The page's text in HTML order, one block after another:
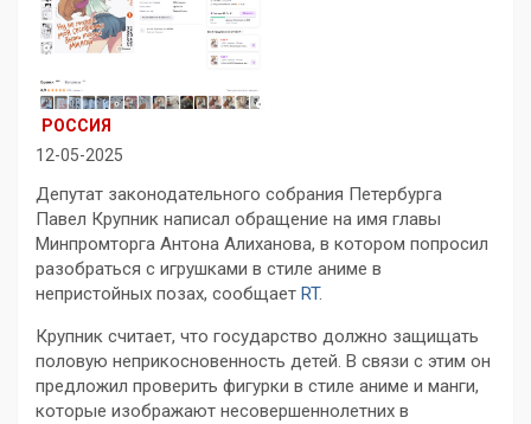
РОССИЯ
12-05-2025
Депутат законодательного собрания Петербурга
Павел Крупник написал обращение на имя главы
Минпромторга Антона Алиханова, в котором попросил
разобраться с игрушками в стиле аниме в
непристойных позах, сообщает RT.
Крупник считает, что государство должно защищать
половую неприкосновенность детей. В связи с этим он
предложил проверить фигурки в стиле аниме и манги,
которые изображают несовершеннолетних в